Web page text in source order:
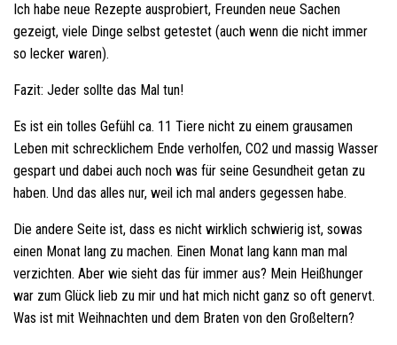
Ich habe neue Rezepte ausprobiert, Freunden neue Sachen
gezeigt, viele Dinge selbst getestet (auch wenn die nicht immer
so lecker waren).
Fazit: Jeder sollte das Mal tun!
Es ist ein tolles Gefühl ca. 11 Tiere nicht zu einem grausamen
Leben mit schrecklichem Ende verholfen, CO2 und massig Wasser
gespart und dabei auch noch was für seine Gesundheit getan zu
haben. Und das alles nur, weil ich mal anders gegessen habe.
Die andere Seite ist, dass es nicht wirklich schwierig ist, sowas
einen Monat lang zu machen. Einen Monat lang kann man mal
verzichten. Aber wie sieht das für immer aus? Mein Heißhunger
war zum Glück lieb zu mir und hat mich nicht ganz so oft genervt.
Was ist mit Weihnachten und dem Braten von den Großeltern?